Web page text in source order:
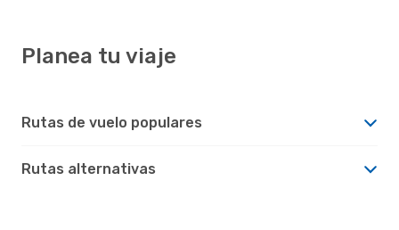
Planea tu viaje
Rutas de vuelo populares
Rutas alternativas